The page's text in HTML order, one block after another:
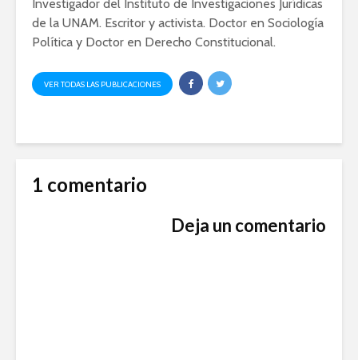
Investigador del Instituto de Investigaciones Jurídicas
de la UNAM. Escritor y activista. Doctor en Sociología
Política y Doctor en Derecho Constitucional.
VER TODAS LAS PUBLICACIONES
1 comentario
Deja un comentario